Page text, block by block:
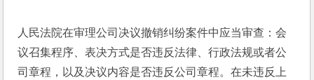
人民法院在审理公司决议撤销纠纷案件中应当审查：会
议召集程序、表决方式是否违反法律、行政法规或者公
司章程，以及决议内容是否违反公司章程。在未违反上